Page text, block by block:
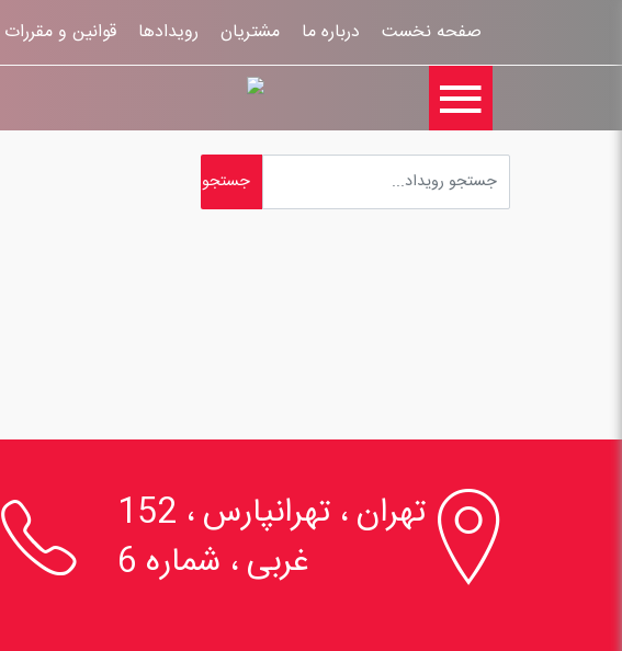
صفحه نخست درباره ما مشتریان رویدادها قوانين و مقررات


تهران ، تهرانپارس ، 152
غربی ، شماره 6
